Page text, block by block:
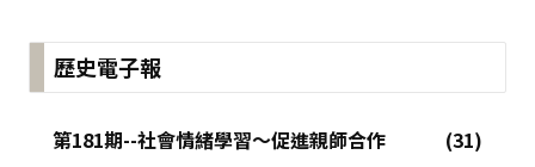
歷史電子報
第181期--社會情緒學習～促進親師合作